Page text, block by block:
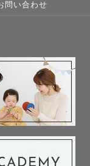
問い合わせ